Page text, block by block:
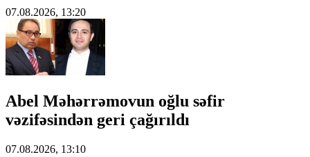
07.08.2026, 13:20
Abel Məhərrəmovun oğlu səfir
vəzifəsindən geri çağırıldı
07.08.2026, 13:10